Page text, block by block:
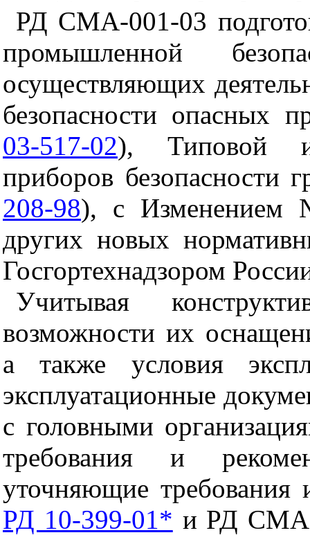
РД СМА-001-03
промышленной
осуществляющих
безопасности опасных
03-517-02), Типовой
приборов безопасности
208-98), с
других новых
Госгортехнадзором
Учитывая
возможности их
а также условия
эксплуатационные
с головными
требования и
уточняющие требования
РД 10-399-01* и РД СМА-